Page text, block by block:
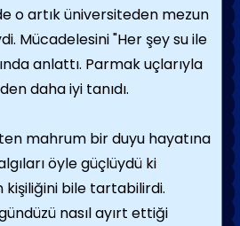
o artık üniversiteden mezun
Mücadelesini "Her şey su ile
anlattı. Parmak uçlarıyla
daha iyi tanıdı.
mahrum bir duyu hayatına
öyle güçlüydü ki
kişiliğini bile tartabilirdi.
nasıl ayırt ettiği